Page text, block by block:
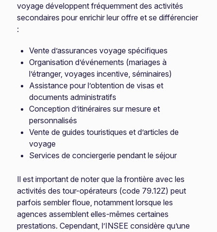
voyage développent fréquemment des activités
secondaires pour enrichir leur offre et se différencier
:
Vente d’assurances voyage spécifiques
Organisation d’événements (mariages à
l’étranger, voyages incentive, séminaires)
Assistance pour l’obtention de visas et
documents administratifs
Conception d’itinéraires sur mesure et
personnalisés
Vente de guides touristiques et d’articles de
voyage
Services de conciergerie pendant le séjour
Il est important de noter que la frontière avec les
activités des tour-opérateurs (code 79.12Z) peut
parfois sembler floue, notamment lorsque les
agences assemblent elles-mêmes certaines
prestations. Cependant, l’INSEE considère qu’une